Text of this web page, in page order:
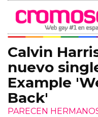
Calvin
nuevo
Example
Back'
PARECEN